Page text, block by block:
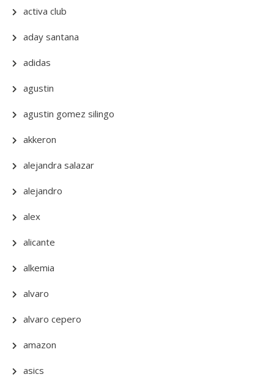
activa club
aday santana
adidas
agustin
agustin gomez silingo
akkeron
alejandra salazar
alejandro
alex
alicante
alkemia
alvaro
alvaro cepero
amazon
asics